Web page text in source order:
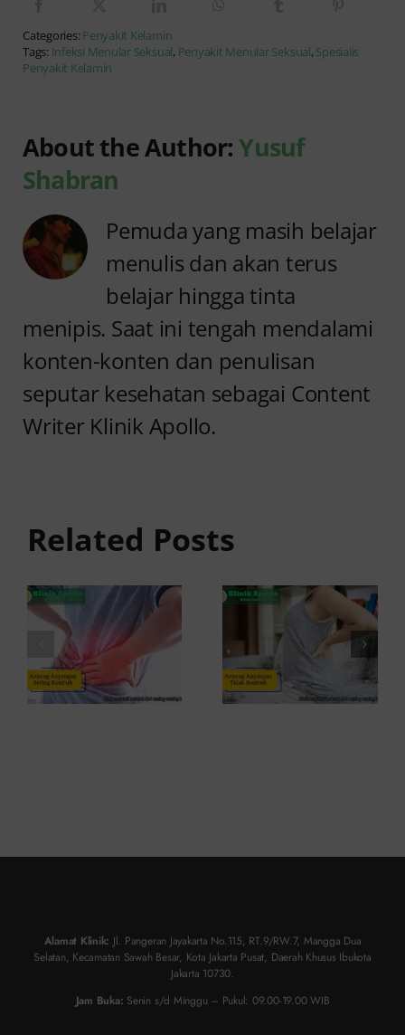
Categories: Penyakit Kelamin
Tags: Infeksi Menular Seksual, Penyakit Menular Seksual, Spesialis
Penyakit Kelamin
About the Author:Yusuf
Shabran
Pemuda yang masih belajar
menulis dan akan terus
belajar hingga tinta
menipis. Saat ini tengah mendalami
konten-konten dan penulisan
seputar kesehatan sebagai Content
Writer Klinik Apollo.
Related Posts
Sering
Kambuh
dan Cara
Atasinya
Penyebab
dan
Solusinya
Alamat Klinik: Jl. Pangeran Jayakarta No.115, RT.9/RW.7, Mangga Dua
Selatan, Kecamatan Sawah Besar, Kota Jakarta Pusat, Daerah Khusus Ibukota
Jakarta 10730.
Jam Buka: Senin s/d Minggu – Pukul: 09.00-19.00 WIB